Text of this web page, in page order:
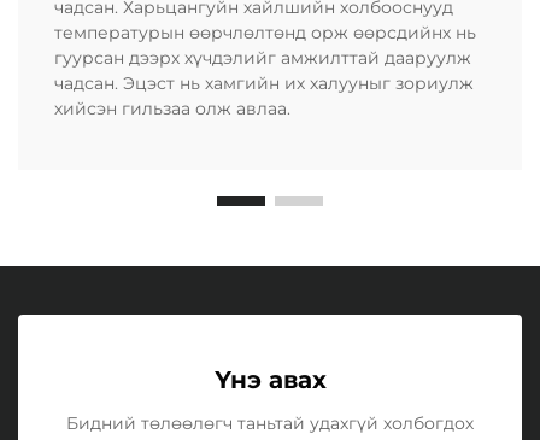
чадсан. Харьцангуйн хайлшийн холбооснууд
температурын өөрчлөлтөнд орж өөрсдийнх нь
гуурсан дээрх хүчдэлийг амжилттай дааруулж
чадсан. Эцэст нь хамгийн их халууныг зориулж
хийсэн гильзаа олж авлаа.
Үнэ авах
Бидний төлөөлөгч таньтай удахгүй холбогдох